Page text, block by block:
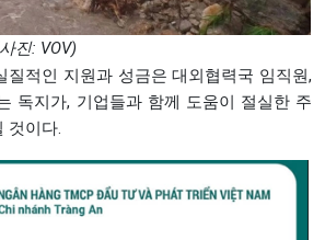
진: VOV)
질적인 지원과 성금은 대외협력국 임직원,
독지가, 기업들과 함께 도움이 절실한 주
것이다.